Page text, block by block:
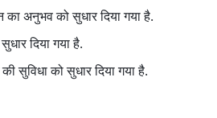
अनुभव को सुधार दिया गया है.
दिया गया है.
सुविधा को सुधार दिया गया है.